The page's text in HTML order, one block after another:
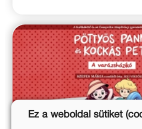
vált a dínók világának. A vetítés
elbúcsúznotok a kutyusoktól és a
kínálatában több könyv is
módon hozzák közelebb kedvenc
Ez a weboldal sütiket